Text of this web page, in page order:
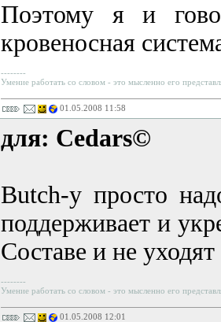
Поэтому я и
кровеносная
--------
Умение работать со словом - это мысленно его
01.05.2008 11:58
для: Cedars©
Butch-у просто
поддерживает и
Составе и не
--------
Умение работать со словом - это мысленно его
01.05.2008 12:01